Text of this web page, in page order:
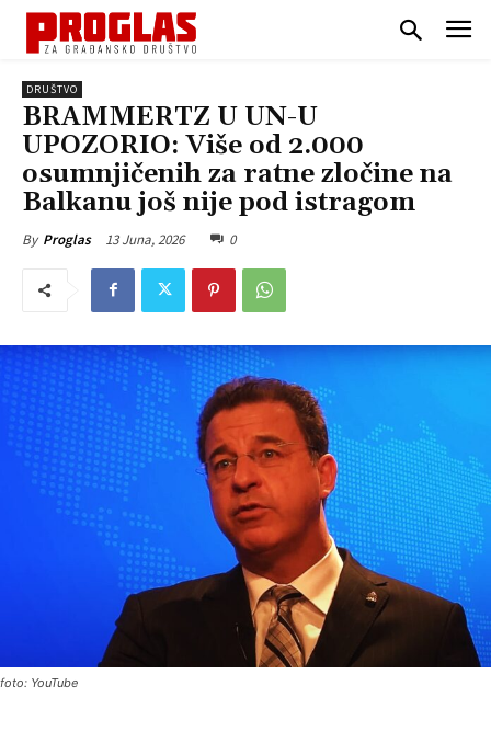
DRUŠTVO
BRAMMERTZ U UN-U
UPOZORIO: Više od 2.000
osumnjičenih za ratne zločine na
Balkanu još nije pod istragom
By Proglas 13 Juna, 2026 0
foto: YouTube